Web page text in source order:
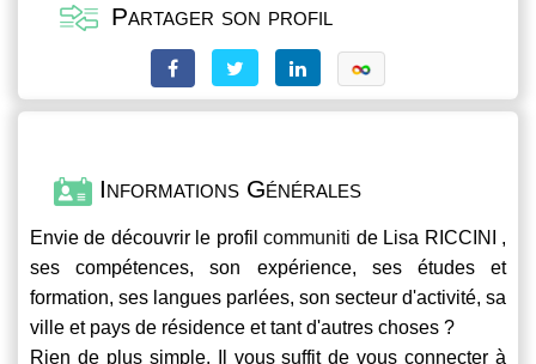
Partager son profil
Informations Générales
Envie de découvrir le profilcommuniti de Lisa RICCINI ,
ses compétences, son expérience, ses études et
formation, ses langues parlées, son secteur d'activité, sa
ville et pays de résidence et tant d'autres choses ?
Rien de plus simple. Il vous suffit de vous connecter à